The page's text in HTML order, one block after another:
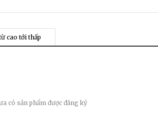
cao tới thấp
có sản phẩm được đăng ký